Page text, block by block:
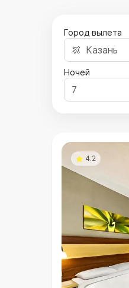
Город вылета
Казань
Ночей
7
4.2